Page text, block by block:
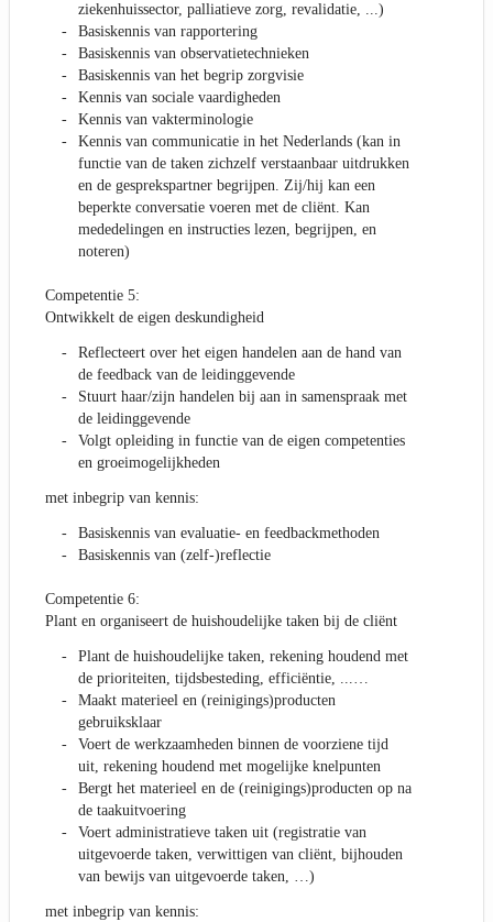
ziekenhuissector, palliatieve zorg, revalidatie, ...)
Basiskennis van rapportering
Basiskennis van observatietechnieken
Basiskennis van het begrip zorgvisie
Kennis van sociale vaardigheden
Kennis van vakterminologie
Kennis van communicatie in het Nederlands (kan in
functie van de taken zichzelf verstaanbaar uitdrukken
en de gesprekspartner begrijpen. Zij/hij kan een
beperkte conversatie voeren met de cliënt. Kan
mededelingen en instructies lezen, begrijpen, en
noteren)
Competentie 5:
Ontwikkelt de eigen deskundigheid
Reflecteert over het eigen handelen aan de hand van
de feedback van de leidinggevende
Stuurt haar/zijn handelen bij aan in samenspraak met
de leidinggevende
Volgt opleiding in functie van de eigen competenties
en groeimogelijkheden
met inbegrip van kennis:
Basiskennis van evaluatie- en feedbackmethoden
Basiskennis van (zelf-)reflectie
Competentie 6:
Plant en organiseert de huishoudelijke taken bij de cliënt
Plant de huishoudelijke taken, rekening houdend met
de prioriteiten, tijdsbesteding, efficiëntie, ...…
Maakt materieel en (reinigings)producten
gebruiksklaar
Voert de werkzaamheden binnen de voorziene tijd
uit, rekening houdend met mogelijke knelpunten
Bergt het materieel en de (reinigings)producten op na
de taakuitvoering
Voert administratieve taken uit (registratie van
uitgevoerde taken, verwittigen van cliënt, bijhouden
van bewijs van uitgevoerde taken, …)
met inbegrip van kennis: